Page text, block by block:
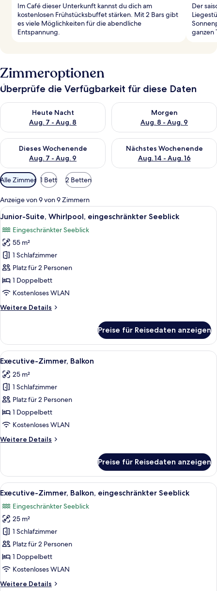
Im Café dieser Unterkunft kannst du dich am
kostenlosen Frühstücksbuffet stärken. Mit 2 Bars gibt
es viele Möglichkeiten für die abendliche
Entspannung.
Der
ganzen
Zimmeroptionen
Überprüfe die Verfügbarkeit für diese Daten
Heute Nacht
Aug. 7 - Aug. 8
Überprüfe die Verfügbarkeit für heute Nacht, Aug. 7 - Aug. 8.
Morgen
Aug. 8 - Aug. 9
Überprüfe die Verfügbarkeit
Dieses Wochenende
Aug. 7 - Aug. 9
Überprüfe die Verfügbarkeit für dieses Wochenende, Aug. 7
Nächstes Wochenende
Aug. 14 - Aug. 16
Überprüfe die Verfügbarkeit
Verfügbare
Filter
für
Zimmer
Alle Zimmer 1 Bett 2 Betten
Anzeige von 9 von 9 Zimmern
Alle
Fotos
für
Junior-
Suite,
Whirlpool,
eingeschränkter
Seeblick
Junior-Suite, Whirlpool,
17
Junior-Suite, Whirlpool, eingeschränkter Seeblick
Eingeschränkter Seeblick
55 m²
1 Schlafzimmer
Platz für 2 Personen
1 Doppelbett
Kostenloses WLAN
Weitere Details
Weitere
Suite,
Whirlpool,
eingeschränkter
Preise für Reisedaten anzeigen
Alle
Fotos
für
Executive-
Zimmer,
Balkon
anzeigen
Ein Hotelzimmer mit einem großen
12
Executive-Zimmer, Balkon
25 m²
1 Schlafzimmer
Platz für 2 Personen
1 Doppelbett
Kostenloses WLAN
Weitere Details
Weitere
Zimmer,
Balkon
Preise für Reisedaten anzeigen
Alle
Fotos
für
Executive-
Zimmer,
Balkon,
eingeschränkter
Seeblick
Ein Hotelzimmer mit einem großen
17
Executive-Zimmer, Balkon, eingeschränkter Seeblick
Eingeschränkter Seeblick
25 m²
1 Schlafzimmer
Platz für 2 Personen
1 Doppelbett
Kostenloses WLAN
Weitere Details
Weitere